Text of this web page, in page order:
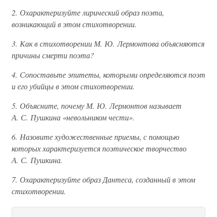
2. Охарактеризуйте лирический образ поэта,
возникающий в этом стихотворении.
3. Как в стихотворении М. Ю. Лермонтова объясняются
причины смерти поэта?
4. Сопоставьте эпитеты, которыми определяются поэт
и его убийцы в этом стихотворении.
5. Объясните, почему М. Ю. Лермонтов называет
А. С. Пушкина «невольником чести».
6. Назовите художественные приемы, с помощью
которых характеризуется поэтическое творчество
А. С. Пушкина.
7. Охарактеризуйте образ Дантеса, созданный в этом
стихотворении.